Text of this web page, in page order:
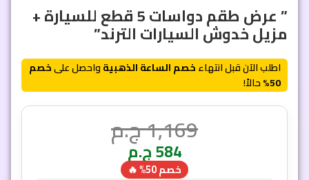
” عرض طقم دواسات 5 قطع للسيارة +
مزيل خدوش السيارات الترند”
اطلب الآن قبل انتهاءخصم الساعة الذهبيةواحصل علىخصم
50% حالاً!
1,169ج.م
584ج.م
خصم 50% 🔥